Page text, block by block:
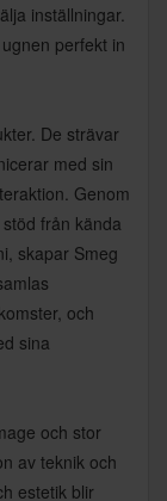
inställningar.
perfekt in
De strävar
med sin
Genom
från kända
skapar Smeg
och
sina
och stor
av teknik och
estetik blir